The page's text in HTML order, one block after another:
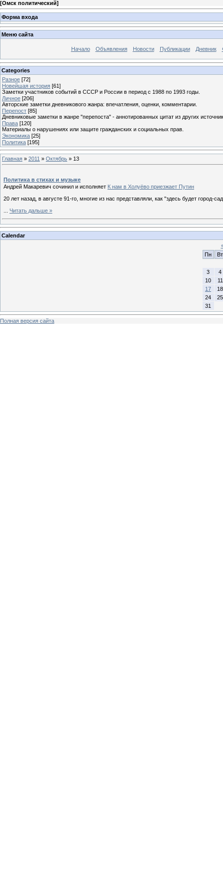
[Омск политический]
Форма входа
Меню сайта
Начало Объявления Новости Публикации Дневник
Categories
Разное [72]
Новейшая история [61]
Заметки участников событий в СССР и России в период с 1988 по 1993 годы.
Личное [206]
Авторские заметки дневникового жанра: впечатления, оценки, комментарии.
Перепост [85]
Дневниковые заметки в жанре "перепоста" - аннотированных цитат из других
Права [120]
Материалы о нарушениях или защите гражданских и социальных прав.
Экономика [25]
Политика [195]
Главная » 2011 » Октябрь » 13
Политика в стихах и музыке
Андрей Макаревич сочинил и исполняет К нам в Холуёво приезжает Путин
20 лет назад, в августе 91-го, многие из нас представляли, как "здесь будет
Читать дальше »
Calendar
Пн
Вт
3
4
10
11
17
18
24
25
31
Полная версия сайта